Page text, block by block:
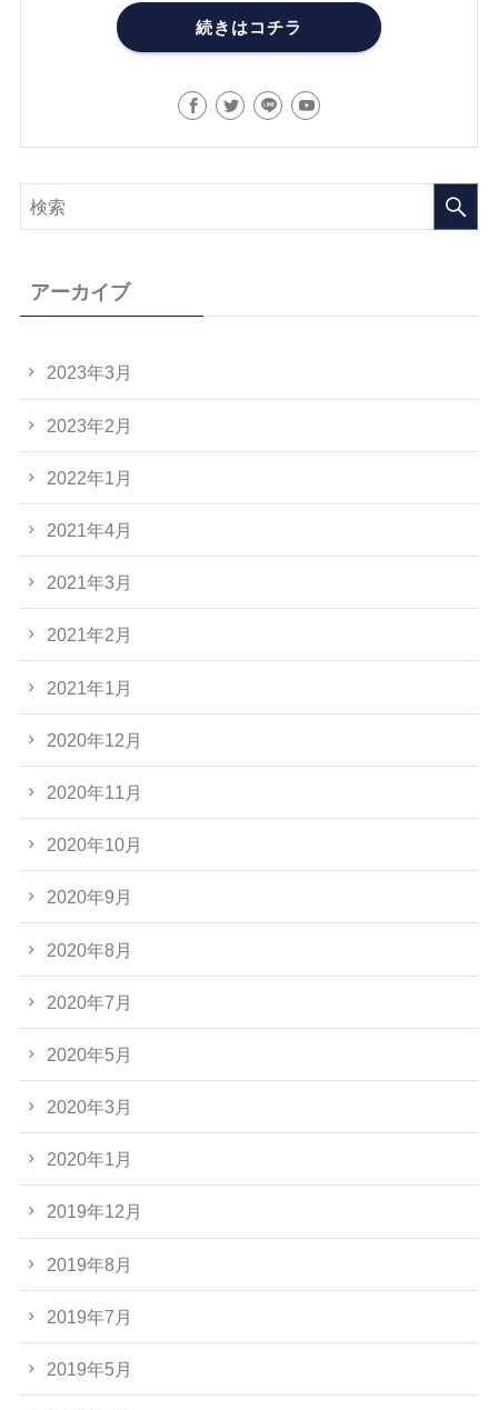
続きはコチラ
アーカイブ
2023年3月
2023年2月
2022年1月
2021年4月
2021年3月
2021年2月
2021年1月
2020年12月
2020年11月
2020年10月
2020年9月
2020年8月
2020年7月
2020年5月
2020年3月
2020年1月
2019年12月
2019年8月
2019年7月
2019年5月